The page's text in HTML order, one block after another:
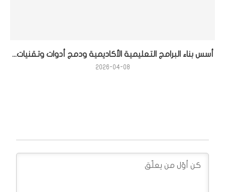
أسس بناء البرامج التعليمية الأكاديمية ودمج أدوات وتقنيات...
2026-04-08